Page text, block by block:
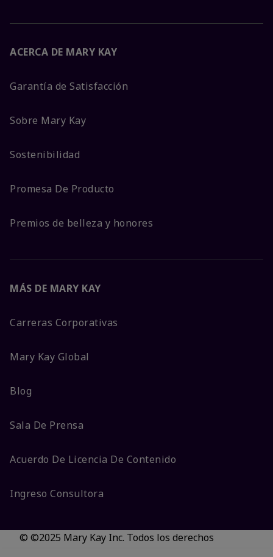
ACERCA DE MARY KAY
Garantía de Satisfacción
Sobre Mary Kay
Sostenibilidad
Promesa De Producto
Premios de belleza y honores
MÁS DE MARY KAY
Carreras Corporativas
Mary Kay Global
Blog
Sala De Prensa
Acuerdo De Licencia De Contenido
Ingreso Consultora
© ©2025 Mary Kay Inc. Todos los derechos